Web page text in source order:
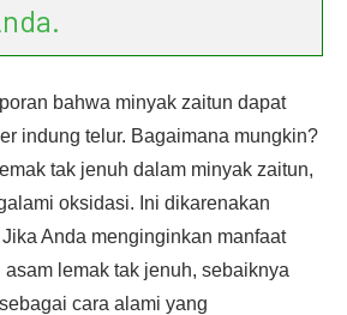
bahwa minyak zaitun dapat
indung telur. Bagaimana mungkin?
tak jenuh dalam minyak zaitun,
oksidasi. Ini dikarenakan
Anda menginginkan manfaat
lemak tak jenuh, sebaiknya
cara alami yang